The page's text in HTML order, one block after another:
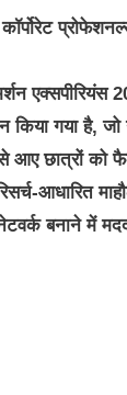
कॉर्पोरेट
गया है, जो
छात्रों को
आधारित
बनाने में